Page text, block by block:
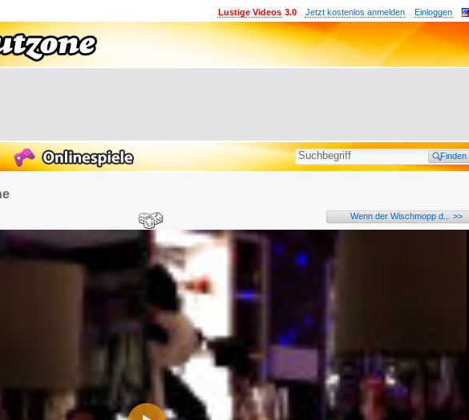
Einloggen
Jetzt kostenlos anmelden
Lustige Videos 3.0
Wenn der Wischmopp d... >>